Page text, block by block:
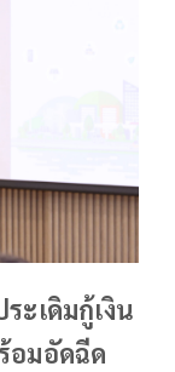
ะเดิมกู้เงิน
อมอัดฉีด